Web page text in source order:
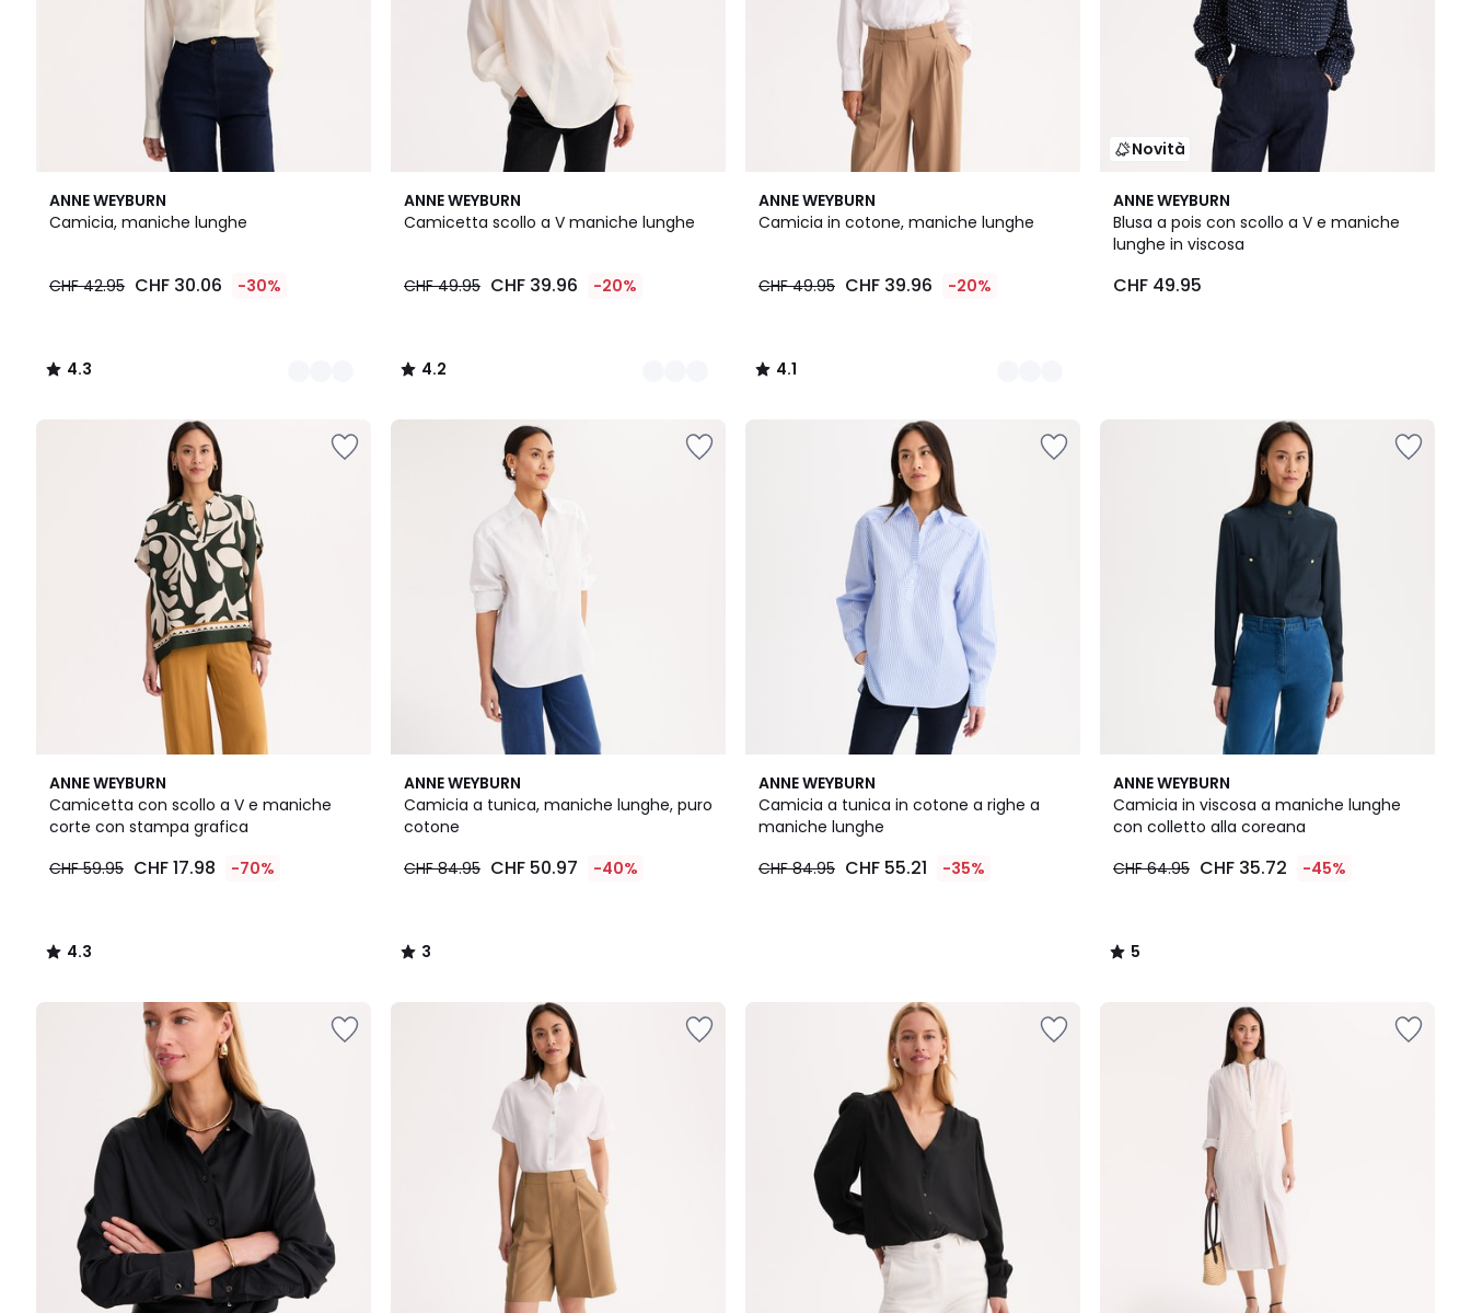
ANNE WEYBURN
Camicia, maniche lunghe
CHF 42.95 CHF 30.06 -30%
4.3
/ 5
2
Colori
4.3
/
ANNE WEYBURN
Camicetta scollo a V maniche lunghe
CHF 49.95 CHF 39.96 -20%
4.2
/ 5
2
Colori
4.2
/
ANNE WEYBURN
Camicia in cotone, maniche lunghe
CHF 49.95 CHF 39.96 -20%
4.1
/ 5
2
Colori
4.1
/
Novità
ANNE WEYBURN
Blusa a pois con scollo a V e maniche
lunghe in viscosa
CHF 49.95
ANNE WEYBURN
Camicetta con scollo a V e maniche
corte con stampa grafica
CHF 59.95 CHF 17.98 -70%
4.3
/ 5
4.3
/
ANNE WEYBURN
Camicia a tunica, maniche lunghe, puro
cotone
CHF 84.95 CHF 50.97 -40%
3
/
5
3
/
ANNE WEYBURN
Camicia a tunica in cotone a righe a
maniche lunghe
CHF 84.95 CHF 55.21 -35%
ANNE WEYBURN
Camicia in viscosa a maniche lunghe
con colletto alla coreana
CHF 64.95 CHF 35.72 -45%
5
/
5
5
/